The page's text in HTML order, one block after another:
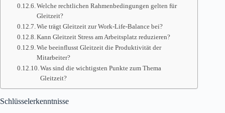
Welche rechtlichen Rahmenbedingungen gelten für
Gleitzeit?
Wie trägt Gleitzeit zur Work-Life-Balance bei?
Kann Gleitzeit Stress am Arbeitsplatz reduzieren?
Wie beeinflusst Gleitzeit die Produktivität der
Mitarbeiter?
Was sind die wichtigsten Punkte zum Thema
Gleitzeit?
Schlüsselerkenntnisse